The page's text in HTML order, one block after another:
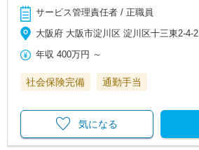
サービス管理責任者 / 正職員
大阪府 大阪市淀川区 淀川区十三東2-4-2
年収 400万円 ～
社会保険完備 通勤手当
気になる